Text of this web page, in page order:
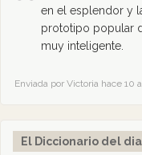
en el esplendor y
prototipo popular
muy inteligente.
Enviada por Victoria hace 10
El Diccionario del